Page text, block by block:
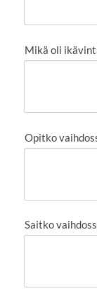
Mikä oli
Opitko
Saitko